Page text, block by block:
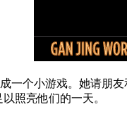
一个小游戏。她请朋
照亮他们的一天。